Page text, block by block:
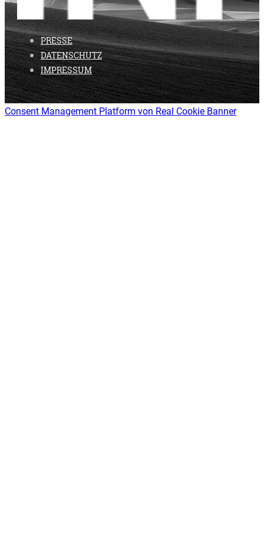
PRESSE
DATENSCHUTZ
IMPRESSUM
Consent Management Platform von Real Cookie Banner